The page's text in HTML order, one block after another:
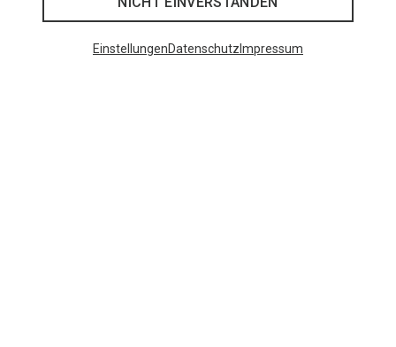
EinstellungenDatenschutz Impressum